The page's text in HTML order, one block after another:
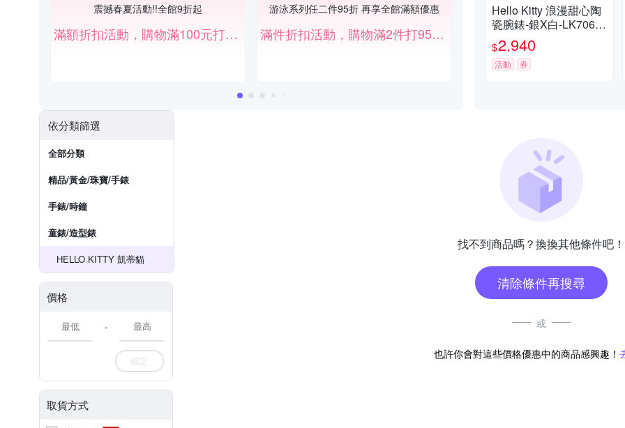
震撼春夏活動!!全館9折起
滿額折扣活動，購物滿100元打9折。
游泳系列任二件95折 再享全館滿額優惠
滿件折扣活動，購物滿2件打95折。
寵物飼料用品滿額84折
滿$588享84折
Hello Kitty 浪漫甜心陶
瓷腕錶-銀X白-LK706L
WWW-32mm
$2,940
活動 券
依分類篩選
全部分類
精品/黃金/珠寶/手錶
手錶/時鐘
童錶/造型錶
HELLO KITTY 凱蒂貓
價格
-
確定
取貨方式
找不到商品嗎？換換其他條件吧！
清除條件再搜尋
或
也許你會對這些價格優惠中的商品感興趣！